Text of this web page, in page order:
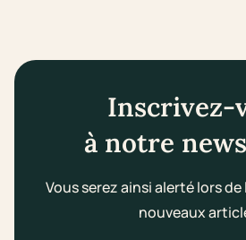
Inscrivez-
à notre
Vous serez ainsi alerté lors
nouveaux